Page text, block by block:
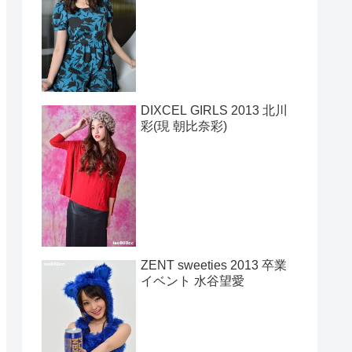
DIXCEL GIRLS 2013 北川
彩(現 朝比奈彩)
ZENT sweeties 2013 卒業
イベント 水谷望愛